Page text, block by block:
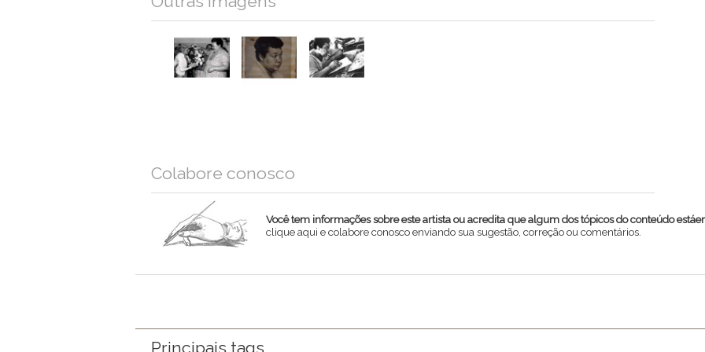
Colabore conosco
Você tem informações sobre este artista ou acredita que algum dos tópicos do conteúdo
clique aqui e colabore conosco enviando sua sugestão, correção ou comentários.
Principais tags